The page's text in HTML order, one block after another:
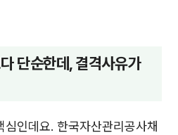
단순한데, 결격사유가
인데요. 한국자산관리공사채